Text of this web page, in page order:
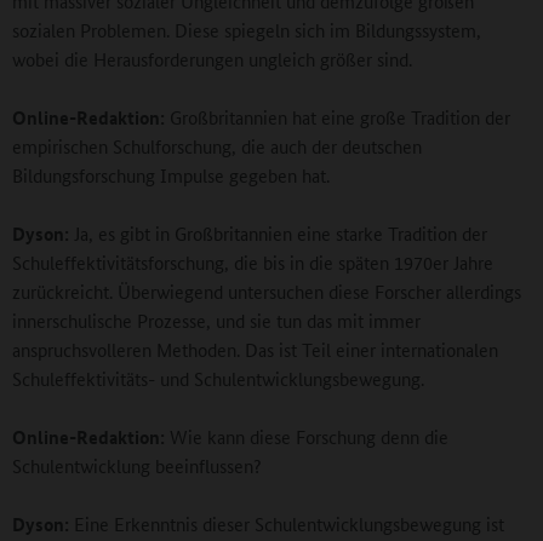
sozialen Problemen. Diese spiegeln sich im Bildungssystem,
wobei die Herausforderungen ungleich größer sind.
Online-Redaktion: Großbritannien hat eine große Tradition der
empirischen Schulforschung, die auch der deutschen
Bildungsforschung Impulse gegeben hat.
Dyson:
Ja, es gibt in Großbritannien eine starke Tradition der
Schuleffektivitätsforschung, die bis in die späten 1970er Jahre
zurückreicht. Überwiegend untersuchen diese Forscher allerdings
innerschulische Prozesse, und sie tun das mit immer
anspruchsvolleren Methoden. Das ist Teil einer internationalen
Schuleffektivitäts- und Schulentwicklungsbewegung.
Online-Redaktion: Wie kann diese Forschung denn die
Schulentwicklung beeinflussen?
Dyson: Eine Erkenntnis dieser Schulentwicklungsbewegung ist